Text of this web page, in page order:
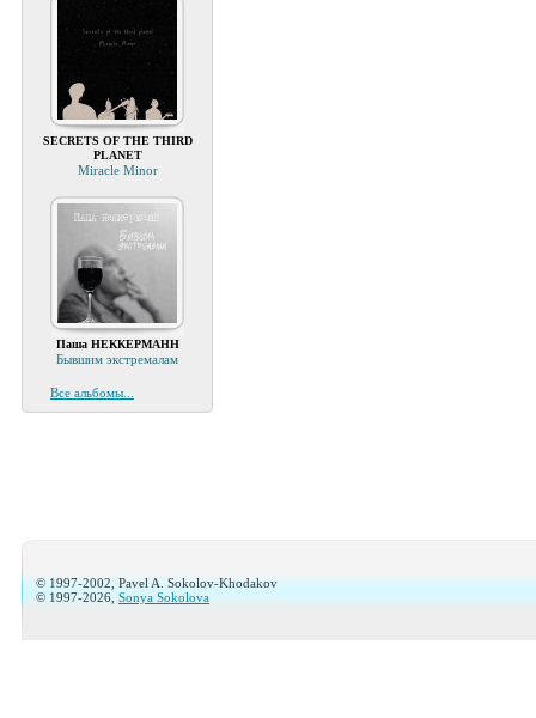
SECRETS OF THE THIRD
PLANET
Miracle Minor
Паша НЕККЕРМАНН
Бывшим экстремалам
Все альбомы...
© 1997-2002, Pavel A. Sokolov-Khodakov
© 1997-2026, Sonya Sokolova